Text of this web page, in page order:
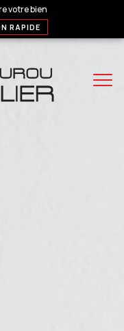
votre bien
RAPIDE